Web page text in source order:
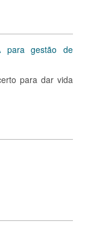
para gestão de
para dar vida